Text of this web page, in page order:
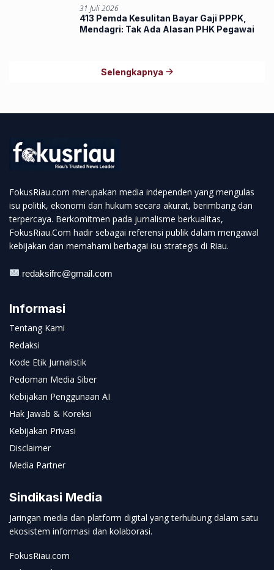
31 Juli 2026
413 Pemda Kesulitan Bayar Gaji PPPK,
Mendagri: Tak Ada Alasan PHK Pegawai
Selengkapnya
FokusRiau.com merupakan media independen yang mengulas
isu politik, ekonomi dan hukum secara akurat, berimbang dan
terpercaya. Berkomitmen pada jurnalisme berkualitas,
FokusRiau.Com hadir sebagai referensi publik dalam mengawal
kebijakan dan memahami berbagai isu strategis di Riau.
redaksifrc@gmail.com
Informasi
Tentang Kami
Redaksi
Kode Etik Jurnalistik
Pedoman Media Siber
Kebijakan Penggunaan AI
Hak Jawab & Koreksi
Kebijakan Privasi
Disclaimer
Media Partner
Sindikasi Media
Jaringan media dan platform digital yang terhubung dalam satu
ekosistem informasi dan kolaborasi.
FokusRiau.com